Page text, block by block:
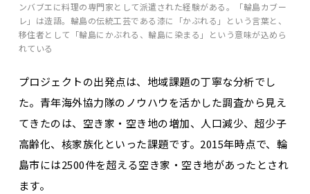
ンバブエに料理の専門家として派遣された経験がある。「輪島カブー
レ」は造語。輪島の伝統工芸である漆に「かぶれる」という言葉と、
移住者として「輪島にかぶれる、輪島に染まる」という意味が込めら
れている
プロジェクトの出発点は、地域課題の丁寧な分析でし
た。青年海外協力隊のノウハウを活かした調査から見え
てきたのは、空き家・空き地の増加、人口減少、超少子
高齢化、核家族化といった課題です。2015年時点で、輪
島市には2500件を超える空き家・空き地があったとされ
ます。